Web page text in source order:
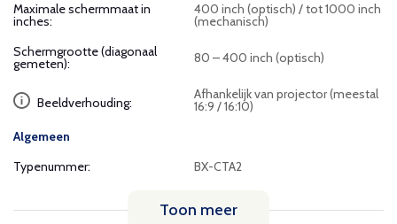
Maximale schermmaat in
inches:
400 inch (optisch) / tot 1000 inch
(mechanisch)
Schermgrootte (diagonaal
gemeten): 80 – 400 inch (optisch)
Beeldverhouding:
Afhankelijk van projector (meestal
16:9 / 16:10)
Algemeen
Typenummer:
BX-CTA2
Toon meer